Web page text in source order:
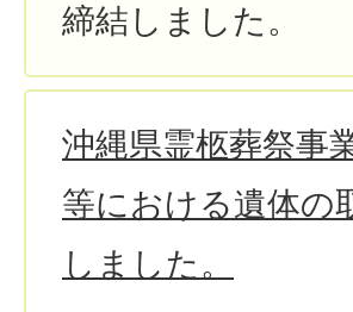
締結しました。
沖縄県霊柩葬祭事
等における遺体の
しました。